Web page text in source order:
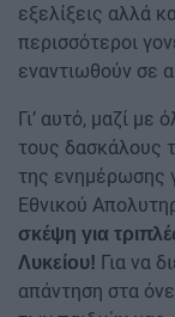
εξελίξεις αλλά
περισσότεροι
εναντιωθούν σε
Γι’ αυτό, μαζί με
τους δασκάλους
της ενημέρωσης
Εθνικού
σκέψη για
Λυκείου! Για να
απάντηση στα